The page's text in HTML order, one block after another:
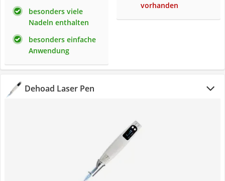
besonders viele
Nadeln enthalten
besonders einfache
Anwendung
vorhanden
Dehoad Laser Pen